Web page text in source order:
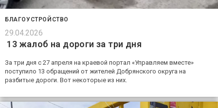
БЛАГОУСТРОЙСТВО
29.04.2026
13 жалоб на дороги за три дня
За три дня с 27 апреля на краевой портал «Управляем вместе»
поступило 13 обращений от жителей Добрянского округа на
разбитые дороги. Вот некоторые из них.